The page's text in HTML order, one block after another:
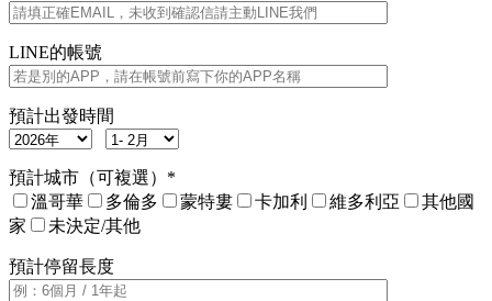
LINE的帳號
預計出發時間
預計城市（可複選）*
溫哥華
多倫多 蒙特婁 卡加利 維多利亞
其他國
家
未決定/其他
預計停留長度